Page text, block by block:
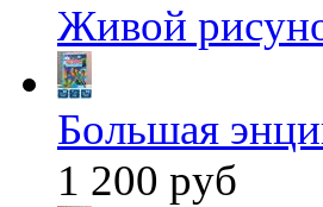
Живой
Большая
1 200 руб